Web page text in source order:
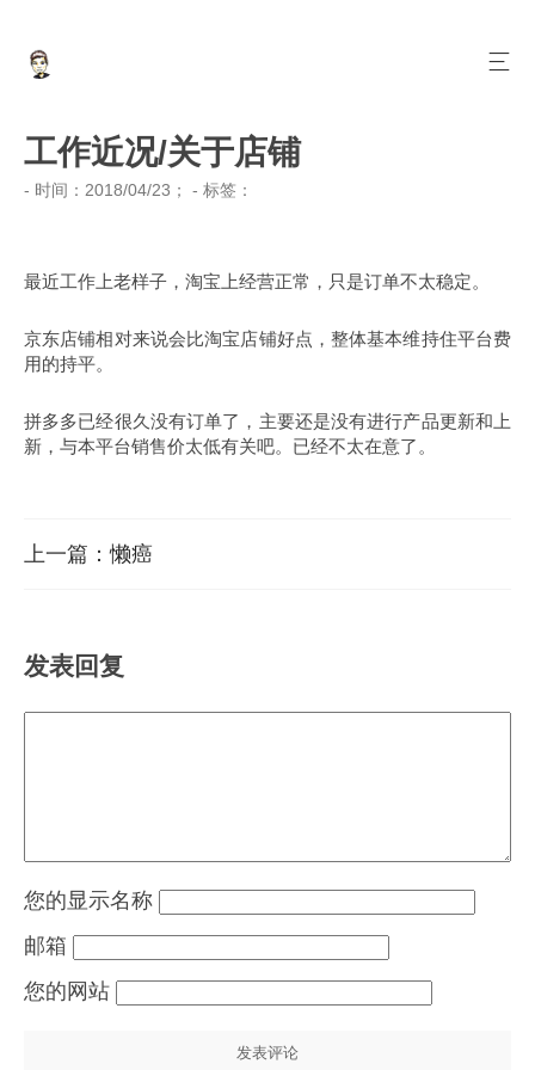
工作近况/关于店铺
- 时间： 2018/04/23 ； - 标签：
最近工作上老样子，淘宝上经营正常，只是订单不太稳定。
京东店铺相对来说会比淘宝店铺好点，整体基本维持住平台费
用的持平。
拼多多已经很久没有订单了，主要还是没有进行产品更新和上
新，与本平台销售价太低有关吧。已经不太在意了。
上一篇：懒癌
发表回复
显示名称
邮箱
网站